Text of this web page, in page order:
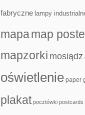
fabryczne lampy
mapamap
mapzorki mosiądz
oświetlenie paper
plakat pocztówki postcards